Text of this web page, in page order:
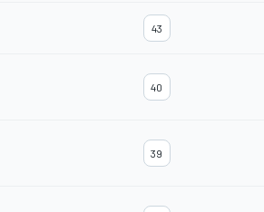
43
40
39